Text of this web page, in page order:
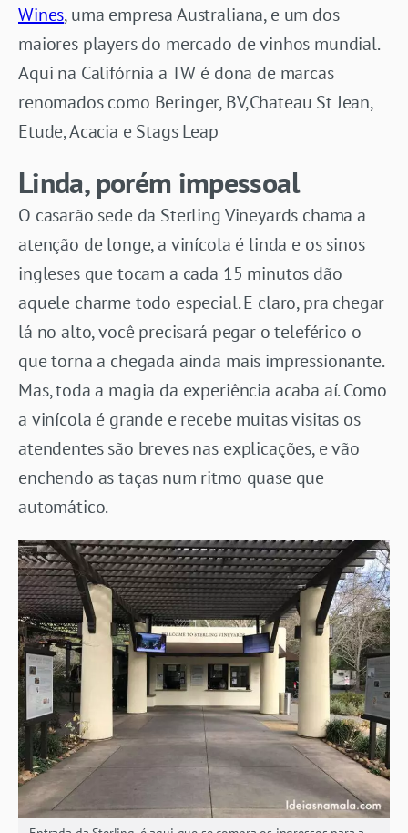
Wines, uma empresa Australiana, e um dos
maiores players do mercado de vinhos mundial.
Aqui na Califórnia a TW é dona de marcas
renomados como Beringer, BV,Chateau St Jean,
Etude, Acacia e Stags Leap
Linda, porém impessoal
O casarão sede da Sterling Vineyards chama a
atenção de longe, a vinícola é linda e os sinos
ingleses que tocam a cada 15 minutos dão
aquele charme todo especial. E claro, pra chegar
lá no alto, você precisará pegar o teleférico o
que torna a chegada ainda mais impressionante.
Mas, toda a magia da experiência acaba aí. Como
a vinícola é grande e recebe muitas visitas os
atendentes são breves nas explicações, e vão
enchendo as taças num ritmo quase que
automático.